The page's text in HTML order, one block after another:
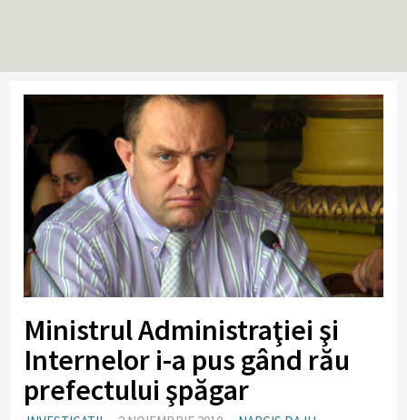
Ministrul Administraţiei şi
Internelor i-a pus gând rău
prefectului şpăgar